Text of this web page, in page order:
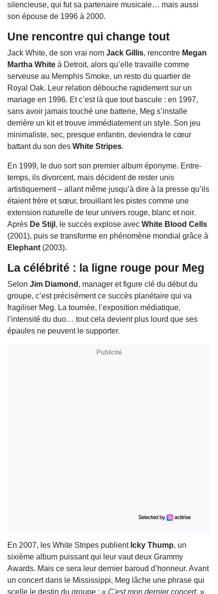
silencieuse, qui fut sa partenaire musicale… mais aussi
son épouse de 1996 à 2000.
Une rencontre qui change tout
Jack White, de son vrai nom Jack Gillis, rencontre Megan
Martha White à Detroit, alors qu’elle travaille comme
serveuse au Memphis Smoke, un resto du quartier de
Royal Oak. Leur relation débouche rapidement sur un
mariage en 1996. Et c’est là que tout bascule : en 1997,
sans avoir jamais touché une batterie, Meg s’installe
derrière un kit et trouve immédiatement un style. Son jeu
minimaliste, sec, presque enfantin, deviendra le cœur
battant du son des White Stripes.
En 1999, le duo sort son premier album éponyme. Entre-
temps, ils divorcent, mais décident de rester unis
artistiquement – allant même jusqu’à dire à la presse qu’ils
étaient frère et sœur, brouillant les pistes comme une
extension naturelle de leur univers rouge, blanc et noir.
Après De Stijl , le succès explose avec White Blood Cells
(2001), puis se transforme en phénomène mondial grâce à
Elephant (2003).
La célébrité : la ligne rouge pour Meg
Selon Jim Diamond , manager et figure clé du début du
groupe, c’est précisément ce succès planétaire qui va
fragiliser Meg. La tournée, l’exposition médiatique,
l’intensité du duo… tout cela devient plus lourd que ses
épaules ne peuvent le supporter.
Publicité
En 2007, les White Stripes publient Icky Thump, un
sixième album puissant qui leur vaut deux Grammy
Awards. Mais ce sera leur dernier baroud d’honneur. Avant
un concert dans le Mississippi, Meg lâche une phrase qui
scelle le destin du groupe : « C'est mon dernier concert. »